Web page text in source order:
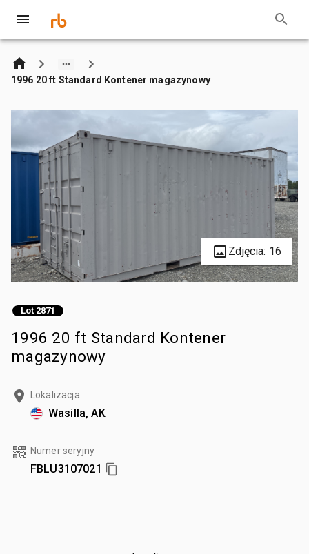
1996 20 ft Standard Kontener magazynowy
Zdjęcia: 16
Lot 2871
1996 20 ft Standard Kontener
magazynowy
Lokalizacja
Wasilla, AK
Numer seryjny
FBLU3107021